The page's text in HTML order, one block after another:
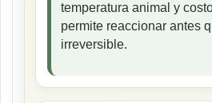
temperatura animal y
permite reaccionar antes
irreversible.